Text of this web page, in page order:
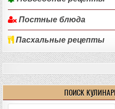
Постные блюда
Пасхальные рецепты
ПОИСК